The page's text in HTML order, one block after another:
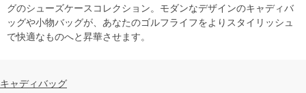
グのシューズケースコレクション。モダンなデザインのキャディバ
ッグや小物バッグが、あなたのゴルフライフをよりスタイリッシュ
で快適なものへと昇華させます。
キャディバッグ